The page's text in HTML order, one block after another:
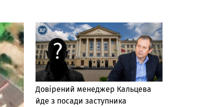
Довірений менеджер Кальцева
йде з посади заступника